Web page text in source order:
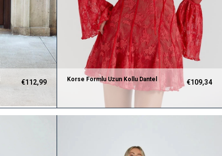
€112,99
Korse Formlu Uzun Kollu Dantel
Kırmızı Elbise
€109,34